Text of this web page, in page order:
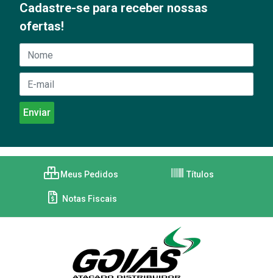
Cadastre-se para receber nossas
ofertas!
Meus Pedidos Títulos
Notas Fiscais